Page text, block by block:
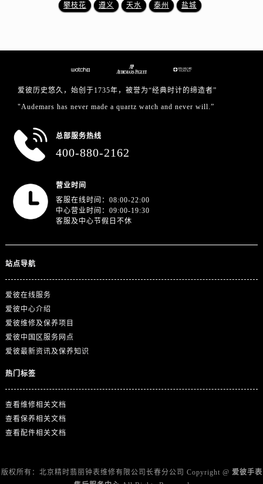
浙江省绍兴市越城区胜利东路379号世茂天际中心写字楼8层805室爱彼售后服务中心（需提前预约）
澳门特别行政区花王堂区大三巴商圈爱彼售后服务中心（需提前预约）
攀枝花 遵义 天水 泰州 盐城
爱彼历史悠久，始创于1735年，被誉为“经典时计的缔造者”
"Audemars has never made a quartz watch and never will.”
总部服务热线
400-880-2162
营业时间
客服在线时间：08:00-22:00
中心营业时间：09:00-19:30
客服及中心节假日不休
站点导航
爱彼在线服务
爱彼中心介绍
爱彼维修及保养项目
爱彼中国区服务网点
爱彼最新资讯及保养知识
热门标签
查看维修相关文档
查看保养相关文档
查看配件相关文档
版权所有：北京精时翡丽钟表维修有限公司长春分公司 Copyright @ 爱彼手表